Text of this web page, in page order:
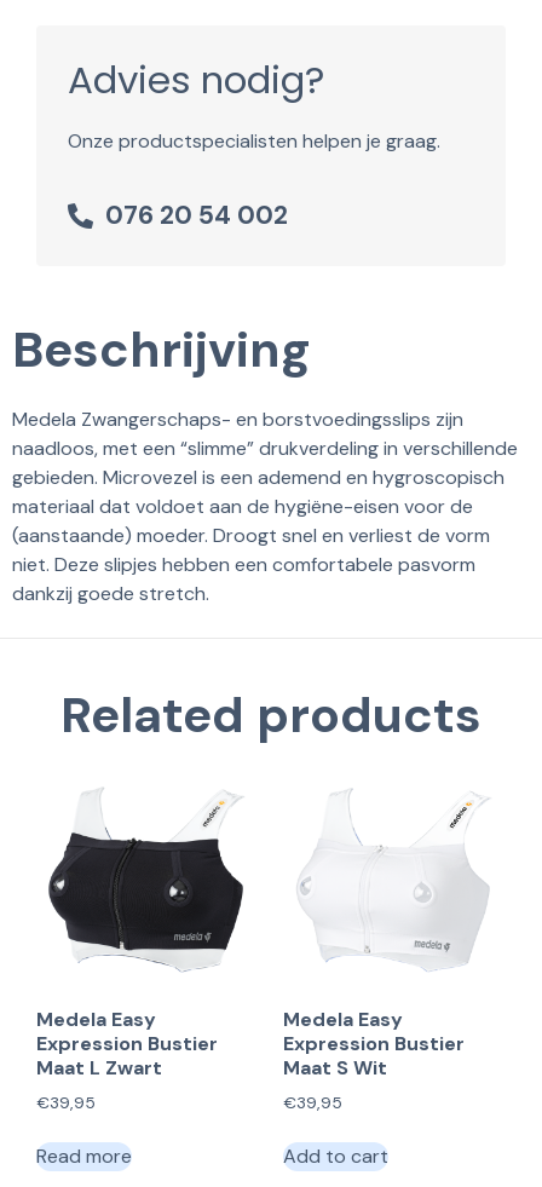
Advies nodig?
Onze productspecialisten helpen je graag.
076 20 54 002
Beschrijving
Medela Zwangerschaps- en borstvoedingsslips zijn
naadloos, met een “slimme” drukverdeling in verschillende
gebieden. Microvezel is een ademend en hygroscopisch
materiaal dat voldoet aan de hygiëne-eisen voor de
(aanstaande) moeder. Droogt snel en verliest de vorm
niet. Deze slipjes hebben een comfortabele pasvorm
dankzij goede stretch.
Related products
Medela Easy
Expression Bustier
Maat L Zwart
€39,95
Read more
Medela Easy
Expression Bustier
Maat S Wit
€39,95
Add to cart